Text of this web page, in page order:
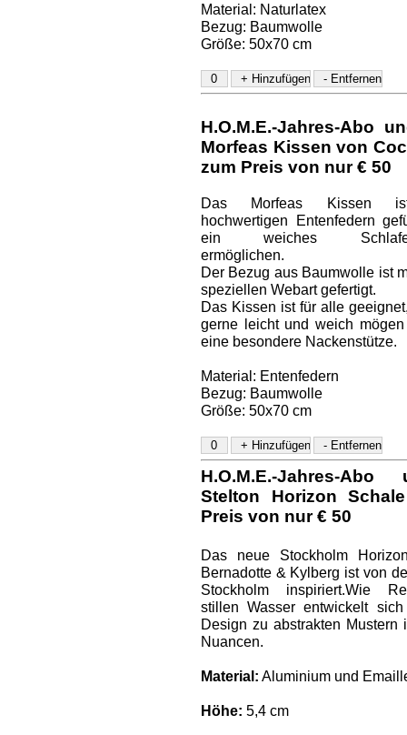
Material: Naturlatex
Bezug: Baumwolle
Größe: 50x70 cm
H.O.M.E.-Jahres-Abo
Morfeas Kissen von
zum Preis von nur € 50
Das Morfeas Kissen
hochwertigen Entenfedern
ein weiches
ermöglichen.
Der Bezug aus Baumwolle ist
speziellen Webart gefertigt.
Das Kissen ist für alle
gerne leicht und weich
eine besondere Nackenstütze.
Material: Entenfedern
Bezug: Baumwolle
Größe: 50x70 cm
H.O.M.E.-Jahres-
Stelton Horizon
Preis von nur € 50
Das neue Stockholm
Bernadotte & Kylberg ist von
Stockholm inspiriert.Wie
stillen Wasser entwickelt
Design zu abstrakten Mustern
Nuancen.
Material: Aluminium und
Höhe: 5,4 cm